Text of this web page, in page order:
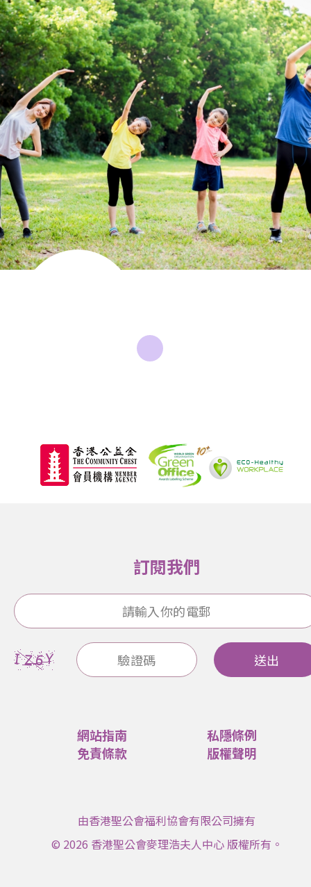
社區健康綜合
訂閱我們
送出
網站指南
私隱條例
免責條款
版權聲明
由香港聖公會福利協會有限公司擁有
© 2026 香港聖公會麥理浩夫人中心 版權所有。